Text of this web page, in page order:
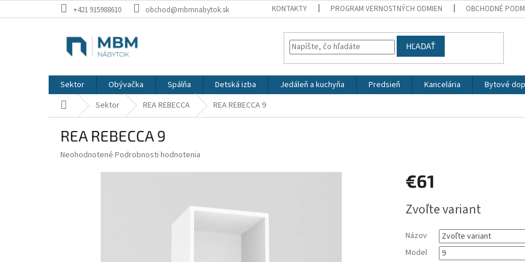
na
+421 915988610 obchod@mbmnabytok.sk KONTAKTY PROGRAM VERNOSTNÝCH ODMIEN OBCHODNÉ
HĽADAŤ
Sektor Obývačka Spálňa Detská izba Jedáleň a kuchyňa Predsieň Kancelária Bytové
DomovSektor REA REBECCA REA REBECCA 9
REA REBECCA 9
Priemerné
Neohodnotené Podrobnosti hodnotenia
€61
cena:
Zvoľte variant
Názov
Model